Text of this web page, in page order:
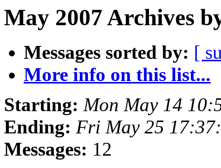
May 2007 Archives
Messages sorted by: [
More info on this list...
Starting: Mon May 14
Ending: Fri May 25
Messages: 12